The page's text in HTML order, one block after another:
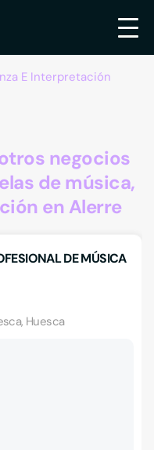
E Interpretación
negocios
de música,
en Alerre
DE MÚSICA
Huesca